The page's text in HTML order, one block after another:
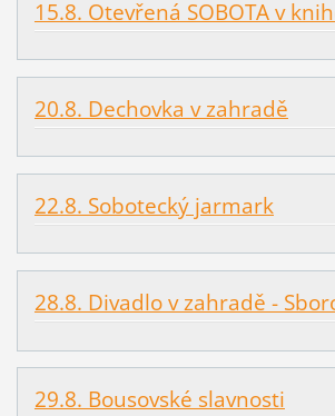
15.8. Otevřená SOBOTA v
20.8. Dechovka v zahradě
22.8. Sobotecký jarmark
28.8. Divadlo v zahradě -
29.8. Bousovské slavnosti